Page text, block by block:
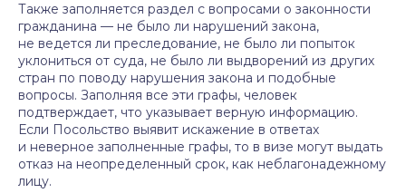
Также заполняется раздел с вопросами о законности
гражданина — не было ли нарушений закона,
не ведется ли преследование, не было ли попыток
уклониться от суда, не было ли выдворений из других
стран по поводу нарушения закона и подобные
вопросы. Заполняя все эти графы, человек
подтверждает, что указывает верную информацию.
Если Посольство выявит искажение в ответах
и неверное заполненные графы, то в визе могут выдать
отказ на неопределенный срок, как неблагонадежному
лицу.